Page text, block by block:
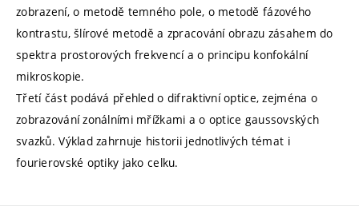
zobrazení, o metodě temného pole, o metodě fázového
kontrastu, šlírové metodě a zpracování obrazu zásahem do
spektra prostorových frekvencí a o principu konfokální
mikroskopie.
Třetí část podává přehled o difraktivní optice, zejména o
zobrazování zonálními mřížkami a o optice gaussovských
svazků. Výklad zahrnuje historii jednotlivých témat i
fourierovské optiky jako celku.